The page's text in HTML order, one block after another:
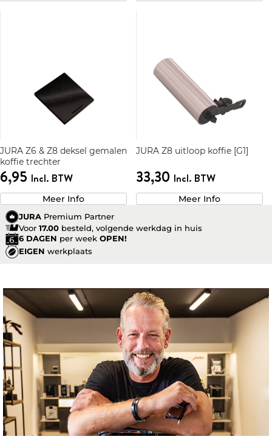
JURA Z6 & Z8 deksel gemalen
koffie trechter
6,95 Incl. BTW
Meer Info
JURA Z8 uitloop koffie [G1]
33,30 Incl. BTW
Meer Info
JURA Premium Partner
Voor 17.00 besteld, volgende werkdag in huis
6 DAGEN per week OPEN!
EIGEN werkplaats